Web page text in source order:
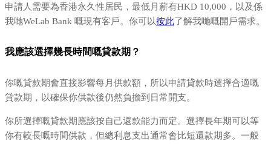
申請人需要為香港永久性居民，最低月薪有HKD 10,000，以及係
我哋WeLab Bank 嘅現有客戶。你可以按此了解我哋嘅開戶需求。
我應該選擇幾長時間嘅貸款期？
你嘅貸款期會直接影響每月供款額，所以申請貸款時選擇合適嘅
貸款期，以確保你供款後仍然負擔到日常開支。
你所選擇嘅貸款期應該按自己還款能力而定。選擇長年期可以等
你有較長嘅時間供款，但總利息支出通常會比短還款期多。一般